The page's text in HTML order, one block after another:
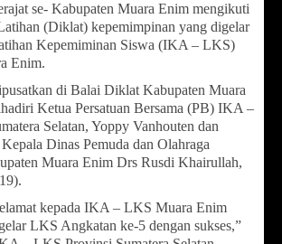
se- Kabupaten Muara Enim mengikuti
(Diklat) kepemimpinan yang digelar
Kepemiminan Siswa (IKA – LKS)
Enim.
di Balai Diklat Kabupaten Muara
Ketua Persatuan Bersama (PB) IKA –
Selatan, Yoppy Vanhouten dan
Dinas Pemuda dan Olahraga
Muara Enim Drs Rusdi Khairullah,
kepada IKA – LKS Muara Enim
LKS Angkatan ke-5 dengan sukses,”